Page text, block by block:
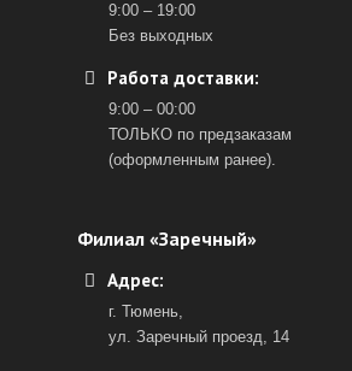
9:00 – 19:00
Без выходных
Работа доставки:
9:00 – 00:00
ТОЛЬКО по предзаказам
(оформленным ранее).
Филиал «Заречный»
Адрес:
г. Тюмень,
ул. Заречный проезд, 14